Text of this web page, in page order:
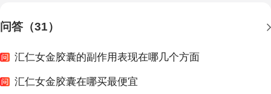
问答（31）
汇仁女金胶囊的副作用表现在哪几个方面
汇仁女金胶囊在哪买最便宜